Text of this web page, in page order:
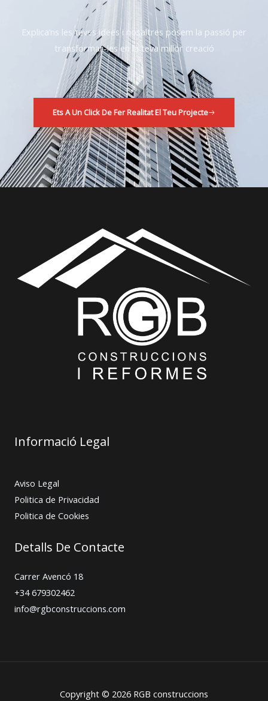
Explica’ns les teves idees i nosaltres posem la passió per
transformar-les en la teva millor creació
Ets A Un Click De Fer Realitat El Teu Projecte
Informació Legal
Aviso Legal
Politica de Privacidad
Politica de Cookies
Detalls De Contacte
Carrer Avencó 18
+34 679302462
info@rgbconstruccions.com
Copyright © 2026 RGB construccions